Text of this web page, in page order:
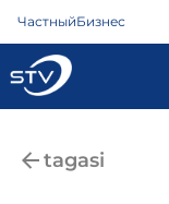
ЧастныйБизнес
tagasi